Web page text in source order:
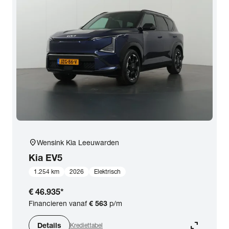
location_onWensink Kia Leeuwarden
Kia EV5
1.254 km 2026 Elektrisch
€ 46.935*
Financieren vanaf€ 563 p/m
Details Krediettabel expand_content